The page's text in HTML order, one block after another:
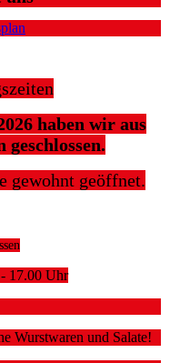
haben wir aus
gewohnt geöffnet.
Uhr
Wurstwaren und Salate!